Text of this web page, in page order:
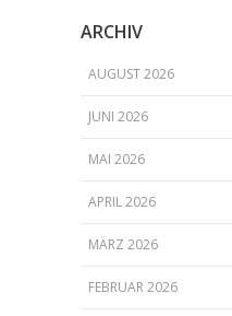
ARCHIV
AUGUST 2026
JUNI 2026
MAI 2026
APRIL 2026
MÄRZ 2026
FEBRUAR 2026